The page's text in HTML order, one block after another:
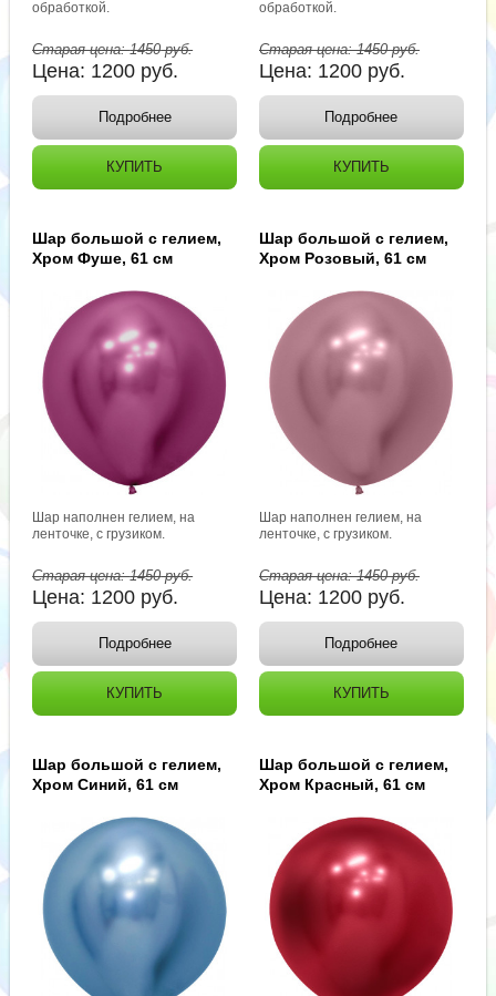
обработкой.
Старая цена:1450руб.
Цена: 1200 руб.
Подробнее
КУПИТЬ
обработкой.
Старая цена:1450руб.
Цена: 1200 руб.
Подробнее
КУПИТЬ
Шар большой с гелием,
Хром Фуше, 61 см
Шар наполнен гелием, на
ленточке, с грузиком.
Старая цена:1450руб.
Цена: 1200 руб.
Подробнее
КУПИТЬ
Шар большой с гелием,
Хром Розовый, 61 см
Шар наполнен гелием, на
ленточке, с грузиком.
Старая цена:1450руб.
Цена: 1200 руб.
Подробнее
КУПИТЬ
Шар большой с гелием,
Хром Синий, 61 см
Шар большой с гелием,
Хром Красный, 61 см